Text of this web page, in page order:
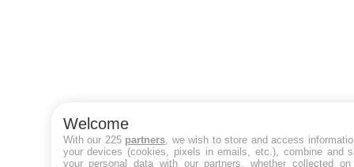
Welcome
With our 225 partners , we wish to store and access
your devices (cookies, pixels in emails, etc.), combine and
your personal data with our partners, whether collected